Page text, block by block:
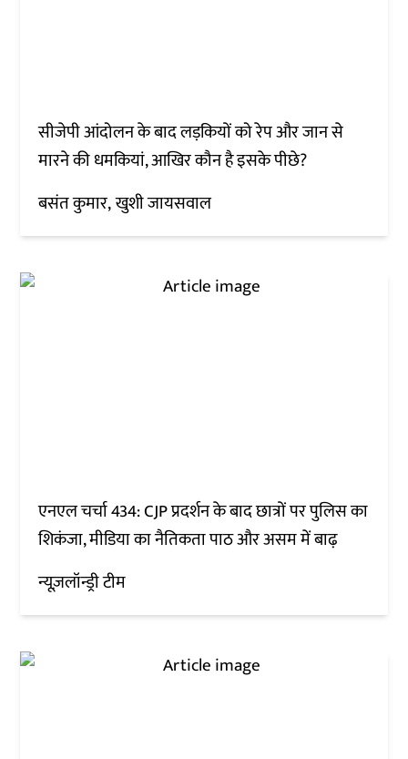
सीजेपी आंदोलन के बाद लड़कियों को रेप और जान से
मारने की धमकियां, आखिर कौन है इसके पीछे?
बसंत कुमार खुशी जायसवाल
एनएल चर्चा 434: CJP प्रदर्शन के बाद छात्रों पर पुलिस का
शिकंजा, मीडिया का नैतिकता पाठ और असम में बाढ़
न्यूज़लॉन्ड्री टीम